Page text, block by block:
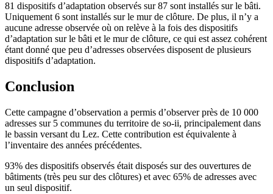
81 dispositifs d’adaptation observés sur 87 sont installés sur le bâti.
Uniquement 6 sont installés sur le mur de clôture. De plus, il n’y a
aucune adresse observée où on relève à la fois des dispositifs
d’adaptation sur le bâti et le mur de clôture, ce qui est assez cohérent
étant donné que peu d’adresses observées disposent de plusieurs
dispositifs d’adaptation.
Conclusion
Cette campagne d’observation a permis d’observer près de 10 000
adresses sur 5 communes du territoire de so-ii, principalement dans
le bassin versant du Lez. Cette contribution est équivalente à
l’inventaire des années précédentes.
93% des dispositifs observés était disposés sur des ouvertures de
bâtiments (très peu sur des clôtures) et avec 65% de adresses avec
un seul dispositif.